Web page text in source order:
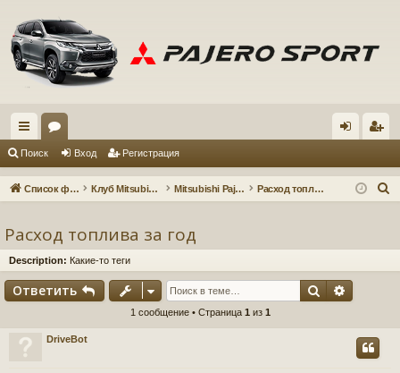
с
ы
и
ум д ис
Поиск Вход Регистрация
Список форумов Клуб Mitsubishi Pajero Sport 3 Mitsubishi Pajero Sport 3 Расход топлива
Расход топлива за год
Description: Какие-то теги
Ответить Поиск
1 сообщение • Страница 1 из 1
DriveBot